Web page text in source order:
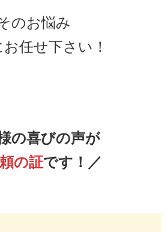
のお悩み
任せ下さい！
の喜びの声が
の証です！／